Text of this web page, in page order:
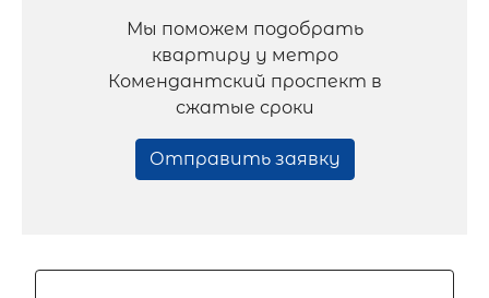
Мы поможем подобрать
квартиру у метро
Комендантский проспект в
сжатые сроки
Отправить заявку